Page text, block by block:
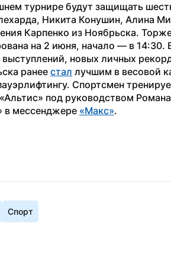
турнире будут защищать
Никита Конушин, Алина
Карпенко из Ноябрьска.
на 2 июня, начало — в 14:30.
новых личных
ранее стал лучшим в весовой
Спортсмен
под руководством
в мессенджере «Макс».
Спорт